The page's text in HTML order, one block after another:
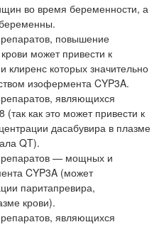
во время беременности, а
повышение
может привести к
которых значительно
изофермента CYP3A.
являющихся
как это может привести к
дасабувира в плазме
QT).
— мощных и
CYP3A (может
паритапревира,
крови).
являющихся